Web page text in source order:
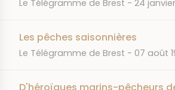
Le Télégramme de Brest 24
Les pêches saisonnières
JOURNAL
Le Télégramme de Brest DATE
07 août